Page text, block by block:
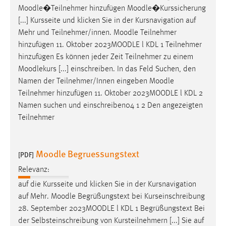
Moodle�Teilnehmer hinzufügen Moodle�Kurssicherung
[...] Kursseite und klicken Sie in der Kursnavigation auf
Mehr und Teilnehmer/innen. Moodle Teilnehmer
hinzufügen 11. Oktober 2023MOODLE l KDL 1 Teilnehmer
hinzufügen Es können jeder Zeit Teilnehmer zu einem
Moodlekurs [...] einschreiben. In das Feld Suchen, den
Namen der Teilnehmer/Innen eingeben Moodle
Teilnehmer hinzufügen 11. Oktober 2023MOODLE l KDL 2
Namen suchen und einschreiben04 1 2 Den angezeigten
Teilnehmer
[PDF] Moodle Begruessungstext
Relevanz:
auf die Kursseite und klicken Sie in der Kursnavigation
auf Mehr. Moodle Begrüßungstext bei Kurseinschreibung
28. September 2023MOODLE l KDL 1 Begrüßungstext Bei
der Selbsteinschreibung von Kursteilnehmern [...] Sie auf
Name:
fe_user, be_user, be_lastLoginProvider
Zweck:
Dieser Cookie ist notwendig um sich an der Website
einloggen zu können.
Cookie Laufzeit:
24 Stunden
Statistik Cookies erfassen Informationen anonym.
unsere Besucher unsere Website nutzen.
Matomo
Name: